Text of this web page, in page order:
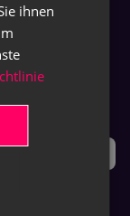
und
Produkte
ihnen